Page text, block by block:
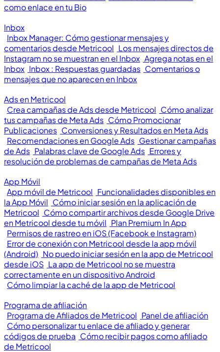
como enlace en tu Bio
Inbox
Inbox Manager: Cómo gestionar mensajes y
comentarios desde Metricool Los mensajes directos de
Instagram no se muestran en el Inbox Agrega notas en el
Inbox Inbox : Respuestas guardadas Comentarios o
mensajes que no aparecen en Inbox
Ads en Metricool
Crea campañas de Ads desde Metricool Cómo analizar
tus campañas de Meta Ads Cómo Promocionar
Publicaciones Conversiones y Resultados en Meta Ads
Recomendaciones en Google Ads Gestionar campañas
de Ads Palabras clave de Google Ads Errores y
resolución de problemas de campañas de Meta Ads
App Móvil
App móvil de Metricool Funcionalidades disponibles en
la App Móvil Cómo iniciar sesión en la aplicación de
Metricool Cómo compartir archivos desde Google Drive
en Metricool desde tu móvil Plan Premium In App
Permisos de rastreo en iOS (Facebook e Instagram)
Error de conexión con Metricool desde la app móvil
(Android) No puedo iniciar sesión en la app de Metricool
desde iOS La app de Metricool no se muestra
correctamente en un dispositivo Android
Cómo limpiar la caché de la app de Metricool
Programa de afiliación
Programa de Afiliados de Metricool Panel de afiliación
Cómo personalizar tu enlace de afiliado y generar
códigos de prueba Cómo recibir pagos como afiliado
de Metricool